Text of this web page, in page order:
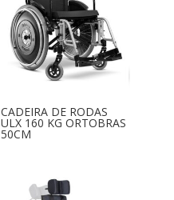
CADEIRA DE RODAS
ULX 160 KG ORTOBRAS
50CM